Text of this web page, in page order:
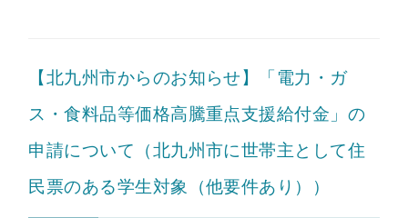
【北九州市からのお知らせ】「電力・ガ
ス・食料品等価格高騰重点支援給付金」の
申請について（北九州市に世帯主として住
民票のある学生対象（他要件あり））